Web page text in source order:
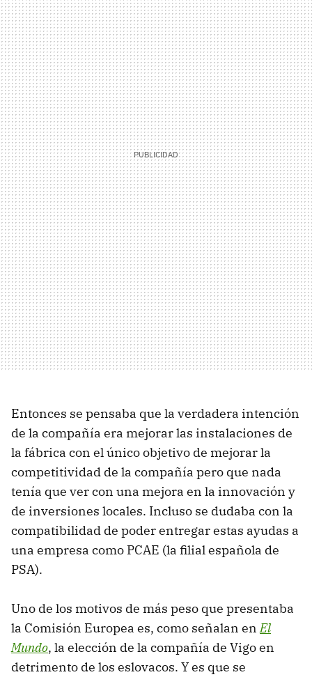
Entonces se pensaba que la verdadera intención
de la compañía era mejorar las instalaciones de
la fábrica con el único objetivo de mejorar la
competitividad de la compañía pero que nada
tenía que ver con una mejora en la innovación y
de inversiones locales. Incluso se dudaba con la
compatibilidad de poder entregar estas ayudas a
una empresa como PCAE (la filial española de
PSA).
Uno de los motivos de más peso que presentaba
la Comisión Europea es, como señalan enEl
Mundo, la elección de la compañía de Vigo en
detrimento de los eslovacos. Y es que se